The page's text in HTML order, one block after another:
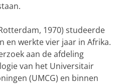
1970) studeerde
en werkte vier jaar in Afrika.
aan de afdeling
van het Universitair
(UMCG) en binnen